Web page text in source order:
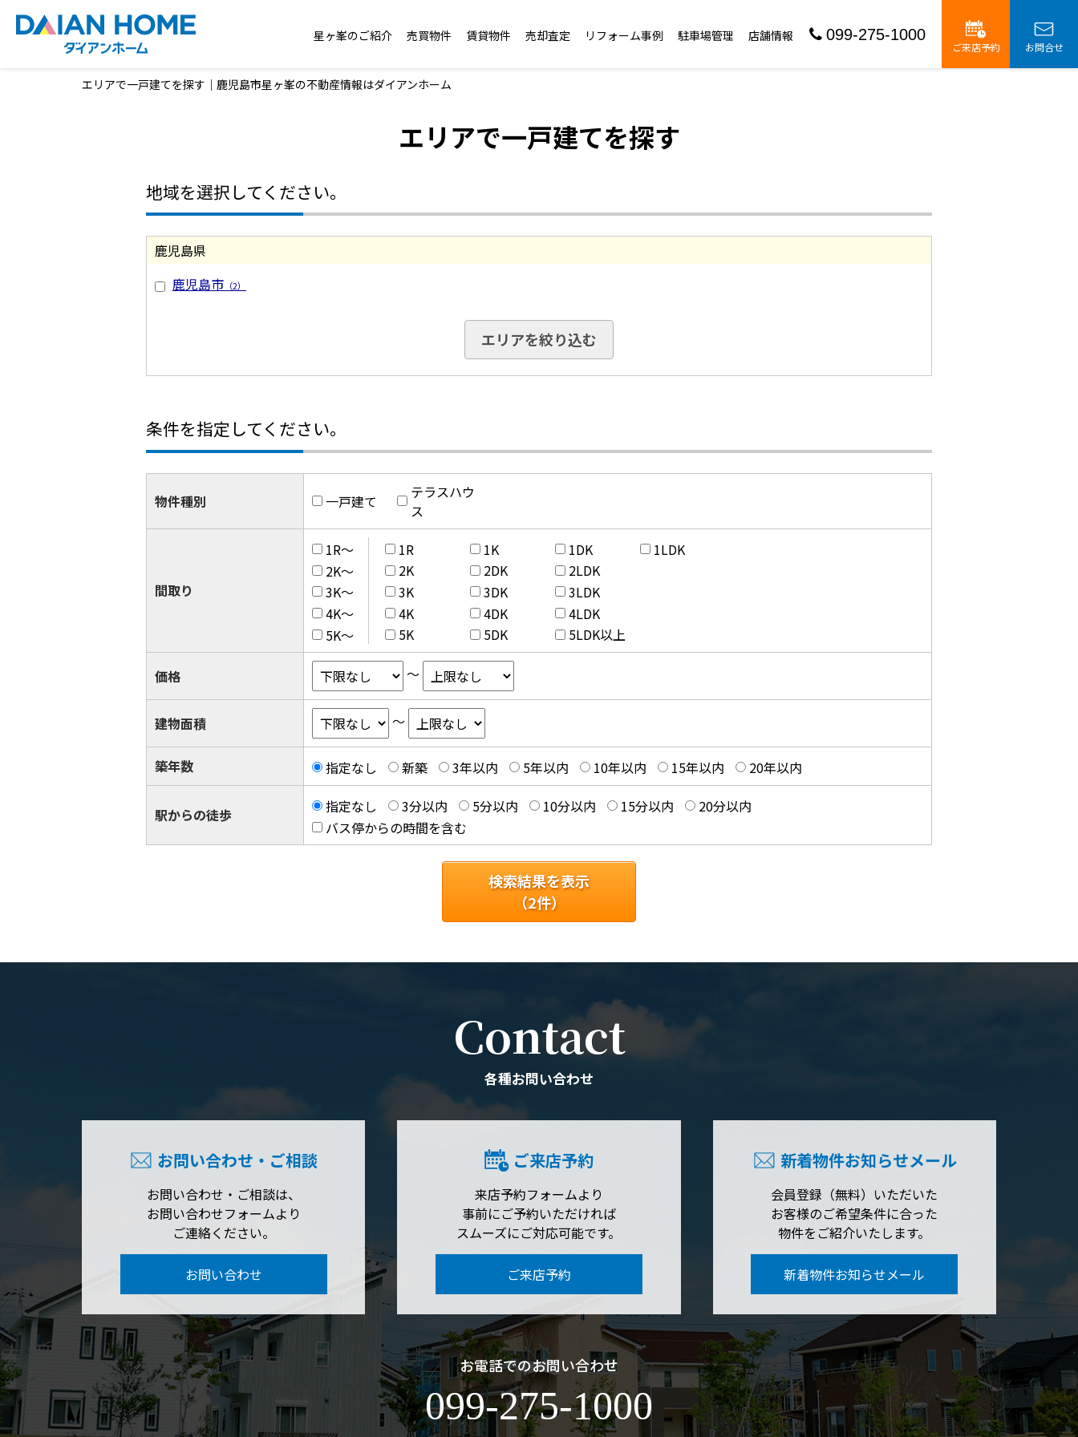
星ヶ峯のご紹介 売買物件 賃貸物件 売却査定 リフォーム事例 駐車場管理 店舗情報 099-275-1000
ご来店予約 お問合せ
エリアで一戸建てを探す｜鹿児島市星ヶ峯の不動産情報はダイアンホーム
エリアで一戸建てを探す
地域を選択してください。
鹿児島県
鹿児島市 （2）
エリアを絞り込む
条件を指定してください。
物件種別 一戸建て
テラスハウ
ス
間取り
1R～
2K～
3K～
4K～
5K～
1R 1K 1DK
1LDK
2K
2DK
2LDK
3K
3DK
3LDK
4K
4DK
4LDK
5K
5DK 5LDK以上
価格 ～
建物面積 ～
築年数 指定なし 新築 3年以内 5年以内 10年以内 15年以内 20年以内
駅からの徒歩 指定なし 3分以内 5分以内 10分以内 15分以内
20分以内
バス停からの時間を含む
検索結果を表示
（2件）
Contact
各種お問い合わせ
お問い合わせ・ご相談
お問い合わせ・ご相談は、
お問い合わせフォームより
ご連絡ください。
お問い合わせ
ご来店予約
来店予約フォームより
事前にご予約いただければ
スムーズにご対応可能です。
ご来店予約
新着物件お知らせメール
会員登録（無料）いただいた
お客様のご希望条件に合った
物件をご紹介いたします。
新着物件お知らせメール
お電話でのお問い合わせ
099-275-1000